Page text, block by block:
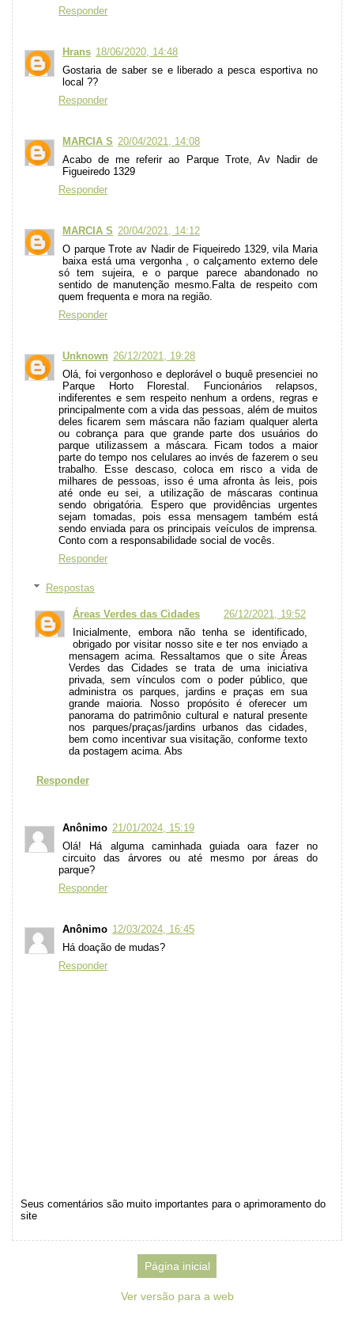
Responder
Hrans 18/06/2020, 14:48
Gostaria de saber se e liberado a pesca esportiva no
local ??
Responder
MARCIA S 20/04/2021, 14:08
Acabo de me referir ao Parque Trote, Av Nadir de
Figueiredo 1329
Responder
MARCIA S 20/04/2021, 14:12
O parque Trote av Nadir de Fiqueiredo 1329, vila Maria
baixa está uma vergonha , o calçamento externo dele
só tem sujeira, e o parque parece abandonado no
sentido de manutenção mesmo.Falta de respeito com
quem frequenta e mora na região.
Responder
Unknown 26/12/2021, 19:28
Olá, foi vergonhoso e deplorável o buquê presenciei no
Parque Horto Florestal. Funcionários relapsos,
indiferentes e sem respeito nenhum a ordens, regras e
principalmente com a vida das pessoas, além de muitos
deles ficarem sem máscara não faziam qualquer alerta
ou cobrança para que grande parte dos usuários do
parque utilizassem a máscara. Ficam todos a maior
parte do tempo nos celulares ao invés de fazerem o seu
trabalho. Esse descaso, coloca em risco a vida de
milhares de pessoas, isso é uma afronta às leis, pois
até onde eu sei, a utilização de máscaras continua
sendo obrigatória. Espero que providências urgentes
sejam tomadas, pois essa mensagem também está
sendo enviada para os principais veículos de imprensa.
Conto com a responsabilidade social de vocês.
Responder
Respostas
Áreas Verdes das Cidades
26/12/2021, 19:52
Inicialmente, embora não tenha se identificado,
obrigado por visitar nosso site e ter nos enviado a
mensagem acima. Ressaltamos que o site Áreas
Verdes das Cidades se trata de uma iniciativa
privada, sem vínculos com o poder público, que
administra os parques, jardins e praças em sua
grande maioria. Nosso propósito é oferecer um
panorama do patrimônio cultural e natural presente
nos parques/praças/jardins urbanos das cidades,
bem como incentivar sua visitação, conforme texto
da postagem acima. Abs
Responder
Anônimo 21/01/2024, 15:19
Olá! Há alguma caminhada guiada oara fazer no
circuito das árvores ou até mesmo por áreas do
parque?
Responder
Anônimo 12/03/2024, 16:45
Há doação de mudas?
Responder
Seus comentários são muito importantes para o aprimoramento do
site
Página inicial
Ver versão para a web